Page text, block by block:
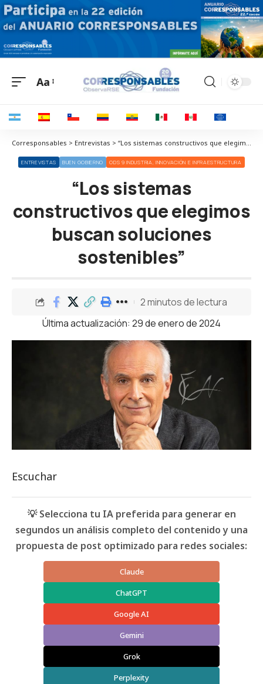
Aa
Corresponsables > Entrevistas > “Los sistemas constructivos que elegimos buscan soluciones sostenibles”
ENTREVISTAS BUEN GOBIERNO ODS 9 INDUSTRIA, INNOVACIÓN E INFRAESTRUCTURA
“Los sistemas
constructivos que elegimos
buscan soluciones
sostenibles”
Última actualización: 29 de enero de 2024
2 minutos de lectura
Escuchar
💡 Selecciona tu IA preferida para generar en
segundos un análisis completo del contenido y una
propuesta de post optimizado para redes sociales:
Claude
ChatGPT
Google AI
Gemini
Grok
Perplexity